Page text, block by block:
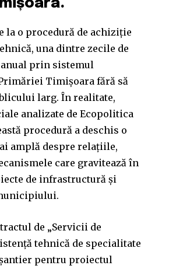
la o procedură de achiziție
una dintre zecile de
prin sistemul
Timișoara fără să
larg. În realitate,
analizate de Ecopolitica
procedură a deschis o
amplă despre relațiile,
care gravitează în
de infrastructură și
de „Servicii de
tehnică de specialitate
pentru proiectul